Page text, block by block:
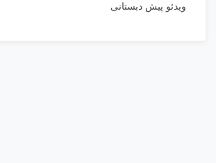
ویدئو پیش دبستانی